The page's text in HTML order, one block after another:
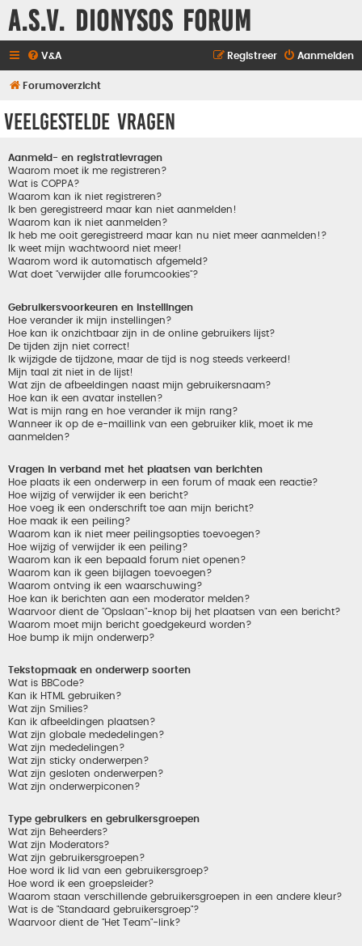
A.S.V. Dionysos Forum
V&A Aanmelden
Registreer
Forumoverzicht
Veelgestelde vragen
Aanmeld- en registratievragen
Waarom moet ik me registreren?
Wat is COPPA?
Waarom kan ik niet registreren?
Ik ben geregistreerd maar kan niet aanmelden!
Waarom kan ik niet aanmelden?
Ik heb me ooit geregistreerd maar kan nu niet meer aanmelden!?
Ik weet mijn wachtwoord niet meer!
Waarom word ik automatisch afgemeld?
Wat doet "verwijder alle forumcookies"?
Gebruikersvoorkeuren en instellingen
Hoe verander ik mijn instellingen?
Hoe kan ik onzichtbaar zijn in de online gebruikers lijst?
De tijden zijn niet correct!
Ik wijzigde de tijdzone, maar de tijd is nog steeds verkeerd!
Mijn taal zit niet in de lijst!
Wat zijn de afbeeldingen naast mijn gebruikersnaam?
Hoe kan ik een avatar instellen?
Wat is mijn rang en hoe verander ik mijn rang?
Wanneer ik op de e-maillink van een gebruiker klik, moet ik me
aanmelden?
Vragen in verband met het plaatsen van berichten
Hoe plaats ik een onderwerp in een forum of maak een reactie?
Hoe wijzig of verwijder ik een bericht?
Hoe voeg ik een onderschrift toe aan mijn bericht?
Hoe maak ik een peiling?
Waarom kan ik niet meer peilingsopties toevoegen?
Hoe wijzig of verwijder ik een peiling?
Waarom kan ik een bepaald forum niet openen?
Waarom kan ik geen bijlagen toevoegen?
Waarom ontving ik een waarschuwing?
Hoe kan ik berichten aan een moderator melden?
Waarvoor dient de "Opslaan"-knop bij het plaatsen van een bericht?
Waarom moet mijn bericht goedgekeurd worden?
Hoe bump ik mijn onderwerp?
Tekstopmaak en onderwerp soorten
Wat is BBCode?
Kan ik HTML gebruiken?
Wat zijn Smilies?
Kan ik afbeeldingen plaatsen?
Wat zijn globale mededelingen?
Wat zijn mededelingen?
Wat zijn sticky onderwerpen?
Wat zijn gesloten onderwerpen?
Wat zijn onderwerpiconen?
Type gebruikers en gebruikersgroepen
Wat zijn Beheerders?
Wat zijn Moderators?
Wat zijn gebruikersgroepen?
Hoe word ik lid van een gebruikersgroep?
Hoe word ik een groepsleider?
Waarom staan verschillende gebruikersgroepen in een andere kleur?
Wat is de "Standaard gebruikersgroep"?
Waarvoor dient de "Het Team"-link?